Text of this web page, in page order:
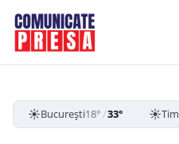
☀️București18°/33° ☀️